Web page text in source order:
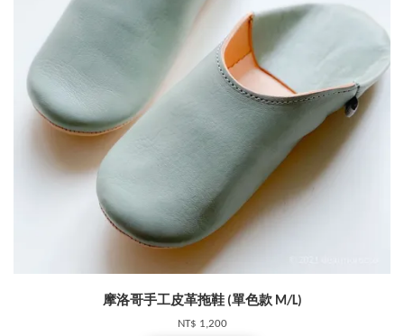
摩洛哥手工皮革拖鞋 (單色款 M/L)
NT$ 1,200